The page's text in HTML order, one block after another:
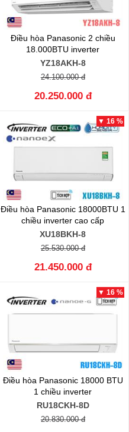
Điều hòa Panasonic 2 chiều
18.000BTU inverter
YZ18AKH-8
24.100.000 đ
20.250.000 đ
▼ 16 %
Điều hòa Panasonic 18000BTU 1
chiều inverter cao cấp
XU18BKH-8
25.530.000 đ
21.450.000 đ
▼ 16 %
Điều hòa Panasonic 18000 BTU
1 chiều inverter
RU18CKH-8D
20.830.000 đ